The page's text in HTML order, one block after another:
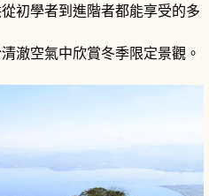
初學者到進階者都能享受的多
澈空氣中欣賞冬季限定景觀。